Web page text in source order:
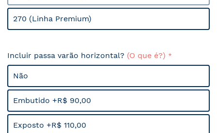
270 (Linha Premium)
Incluir passa varão horizontal? (O que é?)
Não
Embutido +R$ 90,00
Exposto +R$ 110,00